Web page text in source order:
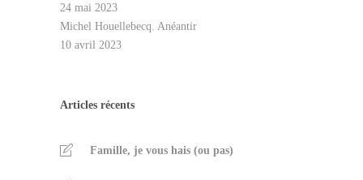
24 mai 2023
Michel Houellebecq. Anéantir
10 avril 2023
Articles récents
Famille, je vous hais (ou pas)